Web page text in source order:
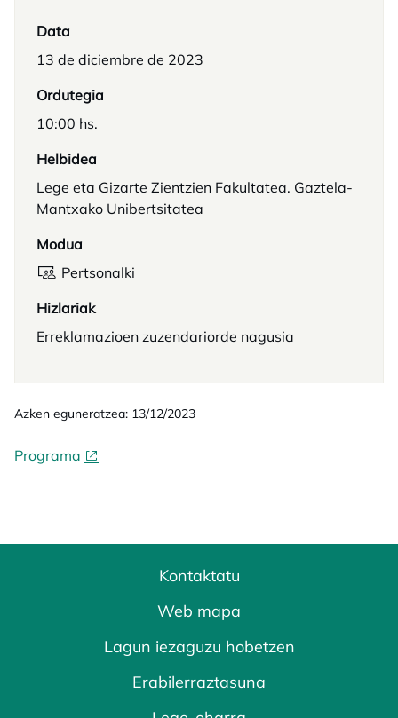
Data
13 de diciembre de 2023
Ordutegia
10:00 hs.
Helbidea
Lege eta Gizarte Zientzien Fakultatea. Gaztela-
Mantxako Unibertsitatea
Modua
Pertsonalki
Hizlariak
Erreklamazioen zuzendariorde nagusia
Azken eguneratzea: 13/12/2023
Programa
Kontaktatu
Web mapa
Lagun iezaguzu hobetzen
Erabilerraztasuna